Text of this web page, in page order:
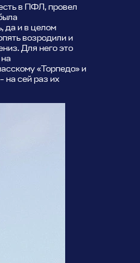
в ПФЛ, провел
да и в целом
возродили и
Для него это
«Торпедо» и
на сей раз их